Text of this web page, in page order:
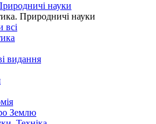
науки
Природничі науки
всі
видання
Землю